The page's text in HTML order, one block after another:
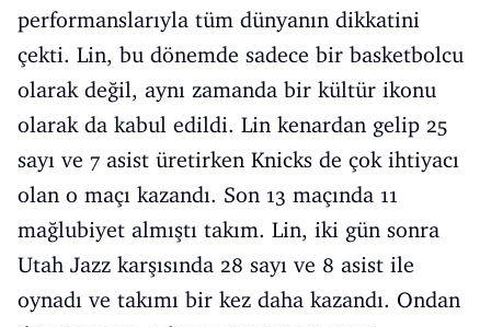
performanslarıyla tüm dünyanın dikkatini
çekti. Lin, bu dönemde sadece bir basketbolcu
olarak değil, aynı zamanda bir kültür ikonu
olarak da kabul edildi. Lin kenardan gelip 25
sayı ve 7 asist üretirken Knicks de çok ihtiyacı
olan o maçı kazandı. Son 13 maçında 11
mağlubiyet almıştı takım. Lin, iki gün sonra
Utah Jazz karşısında 28 sayı ve 8 asist ile
oynadı ve takımı bir kez daha kazandı. Ondan